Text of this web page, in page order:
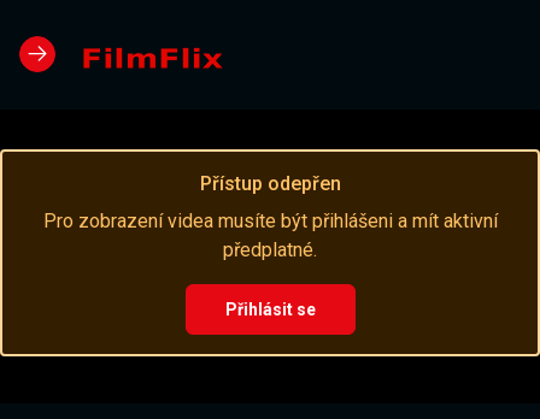
Přístup odepřen
Pro zobrazení videa musíte být přihlášeni a mít aktivní
předplatné.
Přihlásit se